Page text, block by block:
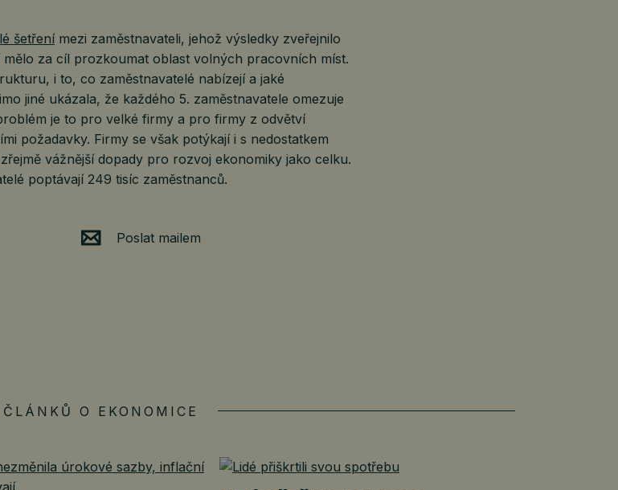
šetření mezi zaměstnavateli, jehož výsledky zveřejnilo
mělo za cíl prozkoumat oblast volných pracovních míst.
i to, co zaměstnavatelé nabízejí a jaké
jiné ukázala, že každého 5. zaměstnavatele omezuje
je to pro velké firmy a pro firmy z odvětví
požadavky. Firmy se však potýkají i s nedostatkem
vážnější dopady pro rozvoj ekonomiky jako celku.
poptávají 249 tisíc zaměstnanců.
Poslat mailem
O EKONOMICE